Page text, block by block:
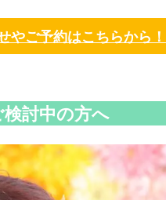
やご予約はこちらから！
討中の方へ